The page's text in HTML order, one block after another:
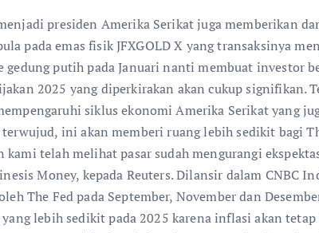
presiden Amerika Serikat juga memberikan
pada emas fisik JFXGOLD X yang transaksinya
gedung putih pada Januari nanti membuat investor
2025 yang diperkirakan akan cukup signifikan.
siklus ekonomi Amerika Serikat yang
ini akan memberi ruang lebih sedikit bagi
kami telah melihat pasar sudah mengurangi
Money, kepada Reuters. Dilansir dalam CNBC
The Fed pada September, November dan
lebih sedikit pada 2025 karena inflasi akan